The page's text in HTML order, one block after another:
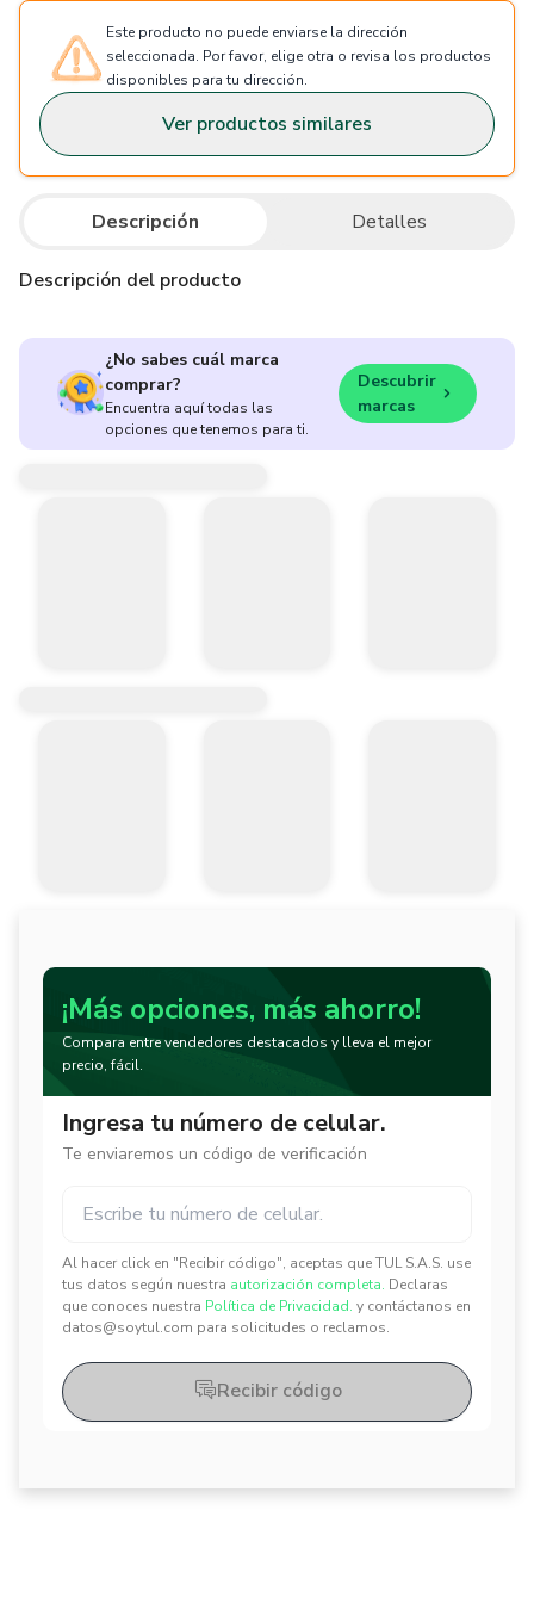
Este producto no puede enviarse la dirección
seleccionada. Por favor, elige otra o revisa los productos
disponibles para tu dirección.
Ver productos similares
Descripción Detalles
Descripción del producto
¿No sabes cuál marca
comprar?
Encuentra aquí todas las
opciones que tenemos para ti.
Descubrir
marcas
¡Más opciones, más ahorro!
Compara entre vendedores destacados y lleva el mejor
precio, fácil.
Ingresa tu número de celular.
Te enviaremos un código de verificación
Al hacer click en "Recibir código", aceptas que TUL S.A.S. use
tus datos según nuestra autorización completa. Declaras
que conoces nuestra Política de Privacidad. y contáctanos en
datos@soytul.com para solicitudes o reclamos.
✕
✕
Recibir código